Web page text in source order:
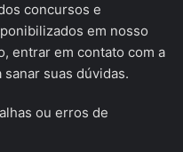
concursos e
em nosso
entrar em contato com a
suas dúvidas.
ou erros de